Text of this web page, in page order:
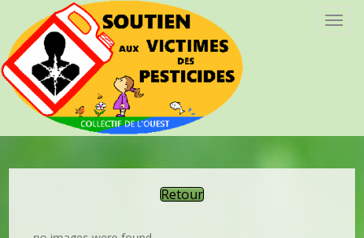
Retour